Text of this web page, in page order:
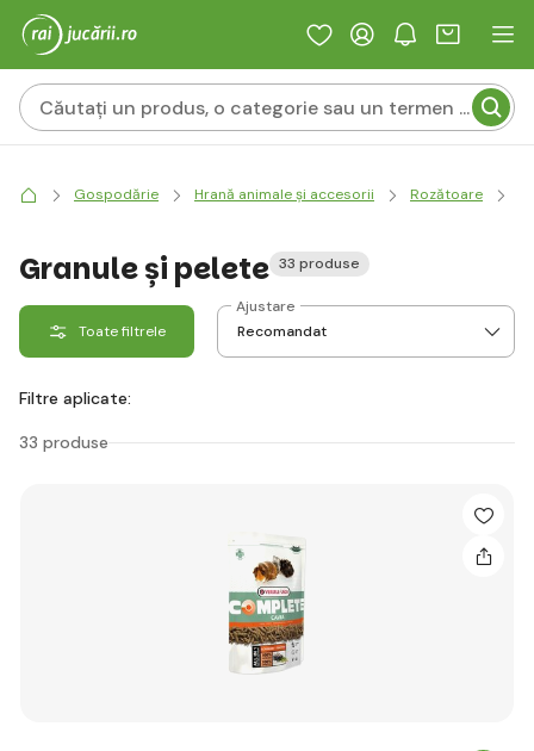
Gospodărie Hrană animale și accesorii Rozătoare
Granule și pelete 33 produse
Toate filtrele
Ajustare
Filtre aplicate:
33 produse